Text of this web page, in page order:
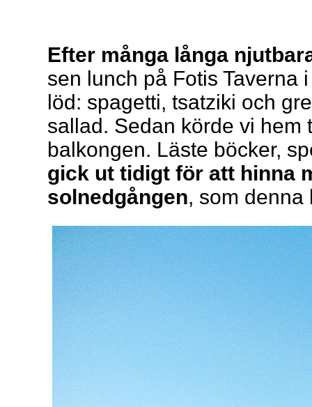
Efter många långa
sen lunch på Fotis Taverna
löd: spagetti, tsatziki och
sallad. Sedan körde vi
balkongen. Läste böcker,
gick ut tidigt för att hinna
solnedgången, som denna